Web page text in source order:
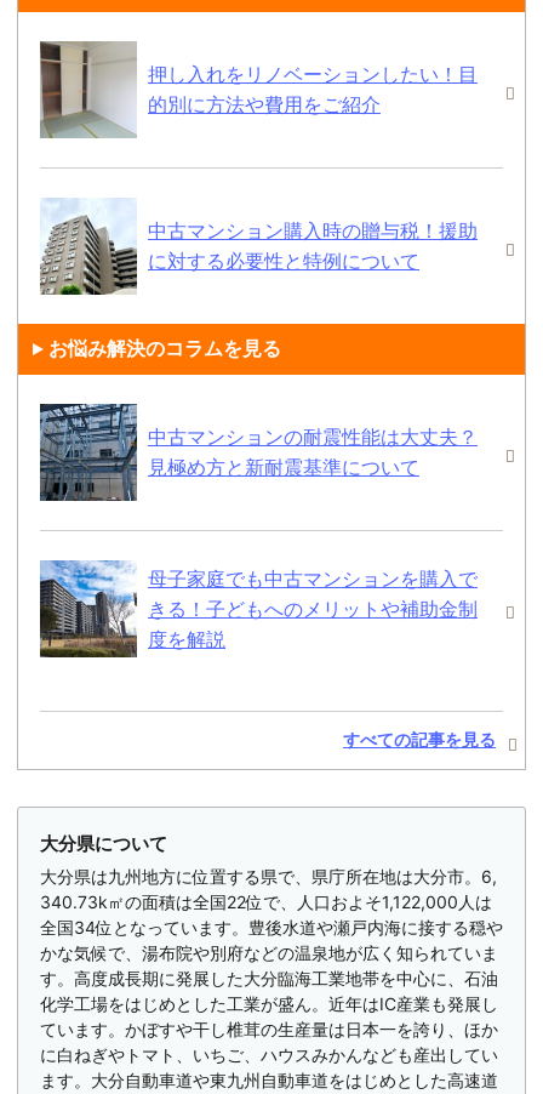
押し入れをリノベーションしたい！目
的別に方法や費用をご紹介
中古マンション購入時の贈与税！援助
に対する必要性と特例について
お悩み解決のコラムを見る
中古マンションの耐震性能は大丈夫？
見極め方と新耐震基準について
母子家庭でも中古マンションを購入で
きる！子どもへのメリットや補助金制
度を解説
すべての記事を見る
大分県について
大分県は九州地方に位置する県で、県庁所在地は大分市。6,
340.73k㎡の面積は全国22位で、人口およそ1,122,000人は
全国34位となっています。豊後水道や瀬戸内海に接する穏や
かな気候で、湯布院や別府などの温泉地が広く知られていま
す。高度成長期に発展した大分臨海工業地帯を中心に、石油
化学工場をはじめとした工業が盛ん。近年はIC産業も発展し
ています。かぼすや干し椎茸の生産量は日本一を誇り、ほか
に白ねぎやトマト、いちご、ハウスみかんなども産出してい
ます。大分自動車道や東九州自動車道をはじめとした高速道